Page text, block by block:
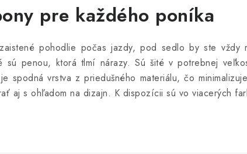
pre každého poníka
pohodlie počas jazdy, pod sedlo by ste vždy
sú penou, ktorá tlmí nárazy. Sú šité v potrebnej
spodná vrstva z priedušného materiálu, čo
aj s ohľadom na dizajn. K dispozícii sú vo viacerých